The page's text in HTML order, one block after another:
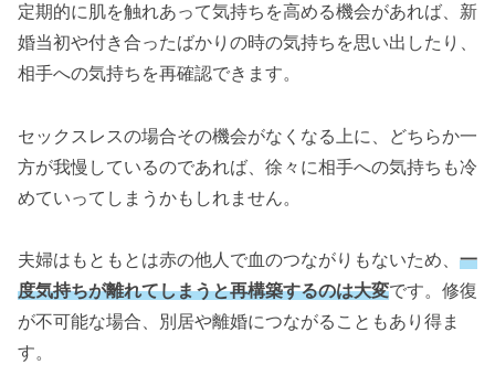
定期的に肌を触れあって気持ちを高める機会があれば、新
婚当初や付き合ったばかりの時の気持ちを思い出したり、
相手への気持ちを再確認できます。
セックスレスの場合その機会がなくなる上に、どちらか一
方が我慢しているのであれば、徐々に相手への気持ちも冷
めていってしまうかもしれません。
夫婦はもともとは赤の他人で血のつながりもないため、 一
度気持ちが離れてしまうと再構築するのは大変です。修復
が不可能な場合、別居や離婚につながることもあり得ま
す。